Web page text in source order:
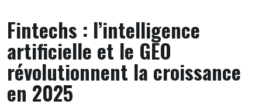
Fintechs : l’intelligence
artificielle et le GEO
révolutionnent la croissance
en 2025